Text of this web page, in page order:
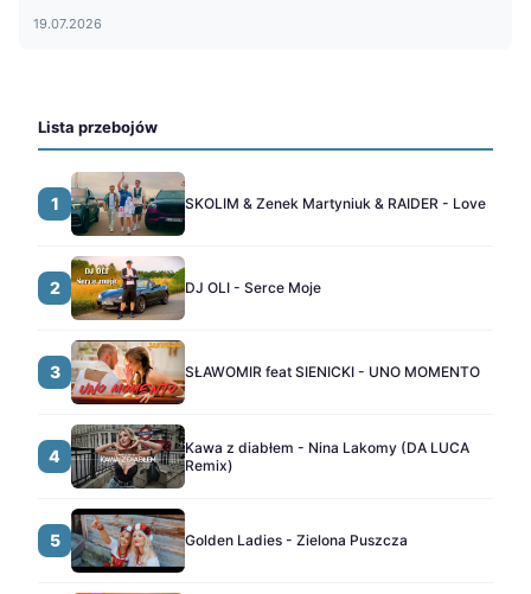
19.07.2026
Lista przebojów
1 SKOLIM & Zenek Martyniuk & RAIDER - Love
2 DJ OLI - Serce Moje
3 SŁAWOMIR feat SIENICKI - UNO MOMENTO
4
Kawa z diabłem - Nina Lakomy (DA LUCA
Remix)
5 Golden Ladies - Zielona Puszcza